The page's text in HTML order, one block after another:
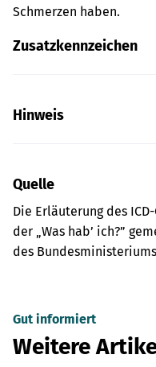
Schmerzen haben.
Zusatzkennzeichen
Hinweis
Quelle
Die Erläuterung des
der „Was hab’ ich?”
des
Gut informiert
Weitere